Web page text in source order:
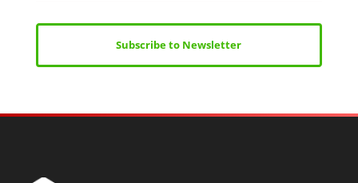
Subscribe to Newsletter